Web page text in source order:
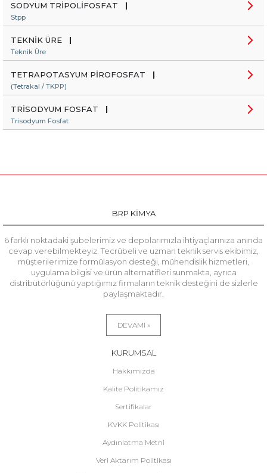
SODYUM TRİPOLİFOSFAT |
Stpp
TEKNİK ÜRE |
Teknik Üre
TETRAPOTASYUM PİROFOSFAT |
(Tetrakal / TKPP)
TRİSODYUM FOSFAT |
Trisodyum Fosfat
BRP KİMYA
6 farklı noktadaki şubelerimiz ve depolarımızla ihtiyaçlarınıza anında
cevap verebilmekteyiz. Tecrübeli ve uzman teknik servis ekibimiz,
müşterilerimize formülasyon desteği, mühendislik hizmetleri,
uygulama bilgisi ve ürün alternatifleri sunmakta, ayrıca
distribütörlüğünü yaptığımız firmaların teknik desteğini de sizlerle
paylaşmaktadır.
DEVAMI »
KURUMSAL
Hakkımızda
Kalite Politikamız
Sertifikalar
KVKK Politikası
Aydınlatma Metni
Veri Aktarım Politikası